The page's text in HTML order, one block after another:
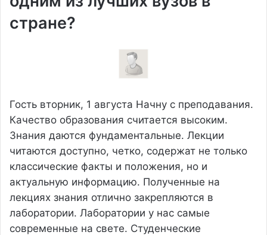
стране?
Гость вторник, 1 августа Начну с преподавания.
Качество образования считается высоким.
Знания даются фундаментальные. Лекции
читаются доступно, четко, содержат не только
классические факты и положения, но и
актуальную информацию. Полученные на
лекциях знания отлично закрепляются в
лаборатории. Лаборатории у нас самые
современные на свете. Студенческие